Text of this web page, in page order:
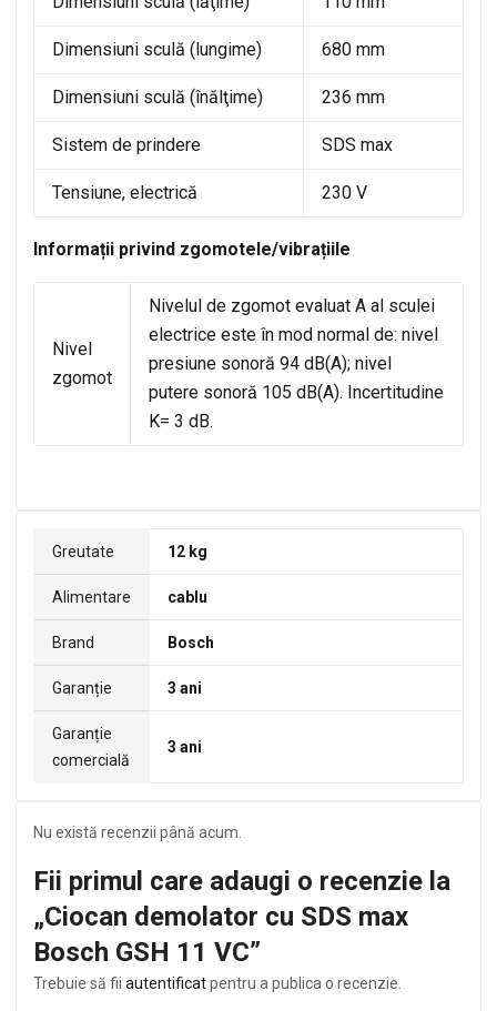
Dimensiuni sculă (lungime) 680 mm
Dimensiuni sculă (înălţime) 236 mm
Sistem de prindere SDS max
Tensiune, electrică 230 V
Informații privind zgomotele/vibrațiile
Nivel
zgomot
Nivelul de zgomot evaluat A al sculei
electrice este în mod normal de: nivel
presiune sonoră 94 dB(A); nivel
putere sonoră 105 dB(A). Incertitudine
K= 3 dB.
Greutate 12 kg
Alimentare cablu
Brand Bosch
Garanție 3 ani
Garanție
comercială
3 ani
Nu există recenzii până acum.
Fii primul care adaugi o recenzie la
„Ciocan demolator cu SDS max
Bosch GSH 11 VC”
Trebuie să fii autentificatpentru a publica o recenzie.